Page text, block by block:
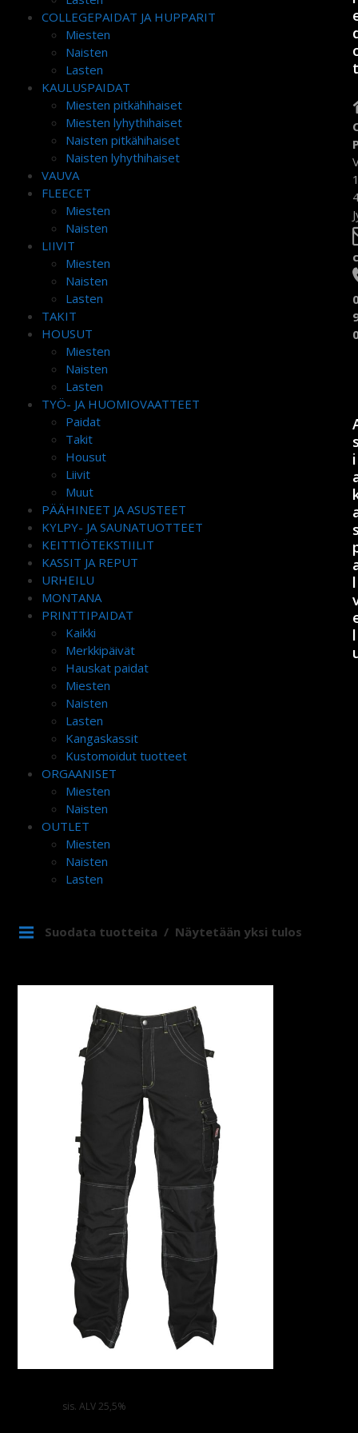
COLLEGEPAIDAT JA HUPPARIT
Miesten
Naisten
Lasten
KAULUSPAIDAT
Miesten pitkähihaiset
Miesten lyhythihaiset
Naisten pitkähihaiset
Naisten lyhythihaiset
VAUVA
FLEECET
Miesten
Naisten
LIIVIT
Miesten
Naisten
Lasten
TAKIT
HOUSUT
Miesten
Naisten
Lasten
TYÖ- JA HUOMIOVAATTEET
Paidat
Takit
Housut
Liivit
Muut
PÄÄHINEET JA ASUSTEET
KYLPY- JA SAUNATUOTTEET
KEITTIÖTEKSTIILIT
KASSIT JA REPUT
URHEILU
MONTANA
PRINTTIPAIDAT
Kaikki
Merkkipäivät
Hauskat paidat
Miesten
Naisten
Lasten
Kangaskassit
Kustomoidut tuotteet
ORGAANISET
Miesten
Naisten
OUTLET
Miesten
Naisten
Lasten
Suodata tuotteita Näytetään yksi tulos
sis. ALV 25,5%
t
i
l
l